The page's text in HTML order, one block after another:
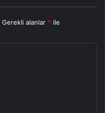
Gerekli alanlar * ile